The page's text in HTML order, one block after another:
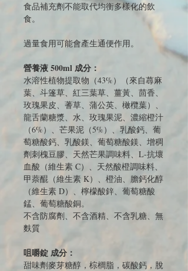
食品補充劑不能取代均衡多樣化的飲
食。
過量食用可能會產生通便作用。
營養液 500ml 成分：
水溶性植物提取物（43%）（來自蕁麻
葉、斗篷草、紅三葉草、薑黃、茴香、
玫瑰果皮、蓍草、蒲公英、橄欖葉）、
龍舌蘭糖漿、水、玫瑰果泥、濃縮橙汁
（6%）、芒果泥（5%）、乳酸鈣、葡
萄糖酸鈣、乳酸鎂、葡萄糖酸鎂、增稠
劑刺槐豆膠、天然芒果調味料、L-抗壞
血酸（維生素 C）、天然酸橙調味料、
甲萘醌（維生素 K）、橙油、膽鈣化醇
（維生素 D）、檸檬酸鋅、葡萄糖酸
錳、葡萄糖酸銅。
不含防腐劑、不含酒精、不含乳糖、無
麩質
咀嚼錠 成分：
甜味劑麥芽糖醇，棕櫚脂，碳酸鈣，脫